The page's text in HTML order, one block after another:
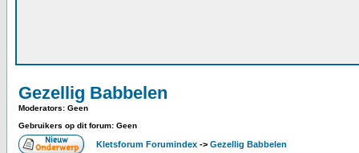
Gezellig Babbelen
Moderators: Geen
Gebruikers op dit forum: Geen
Kletsforum Forumindex -> Gezellig Babbelen